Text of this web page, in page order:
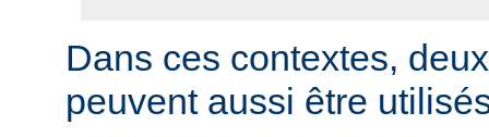
Dans ces contextes,
peuvent aussi être